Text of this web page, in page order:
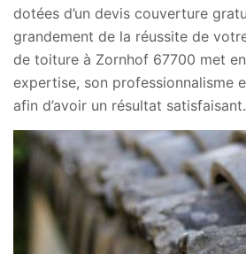
dotées d’un devis couverture
grandement de la réussite de
de toiture à Zornhof 67700 met
expertise, son professionnalisme
afin d’avoir un résultat satisfaisant.